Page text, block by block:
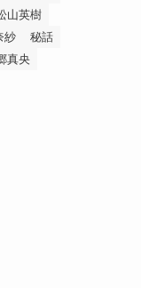
山英樹
紗
秘話
真央